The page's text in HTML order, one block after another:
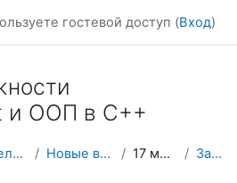
гостевой доступ (Вход)
и ООП в С++
Дополнительное образование Новые возможности Р 17 мая - 23 мая Задание 8